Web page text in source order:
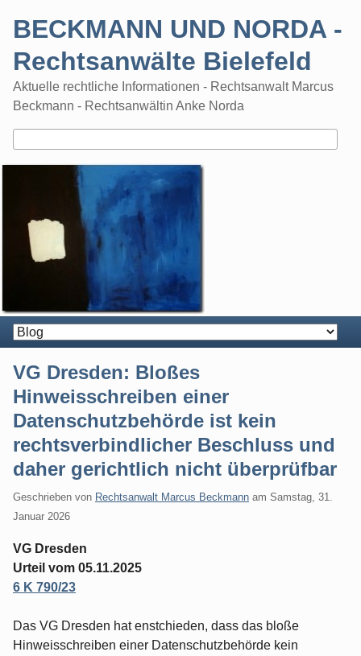
BECKMANN UND NORDA -
Rechtsanwälte Bielefeld
Aktuelle rechtliche Informationen - Rechtsanwalt Marcus
Beckmann - Rechtsanwältin Anke Norda
VG Dresden: Bloßes
Hinweisschreiben einer
Datenschutzbehörde ist kein
rechtsverbindlicher Beschluss und
daher gerichtlich nicht überprüfbar
Geschrieben von Rechtsanwalt Marcus Beckmann am Samstag, 31.
Januar 2026
VG Dresden
Urteil vom 05.11.2025
6 K 790/23
Das VG Dresden hat enstchieden, dass das bloße
Hinweisschreiben einer Datenschutzbehörde kein